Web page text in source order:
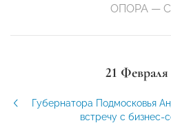
ОПОРА —
21 Февраля
Губернатора Подмосковья
встречу с бизнес-